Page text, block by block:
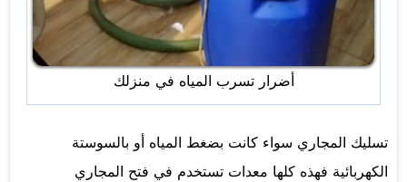
أضرار تسرب المياه في منزلك
تسليك المجاري سواء كانت بضغط المياه أو بالسوستة
الكهربائية فهذه كلها معدات تستخدم في فتح المجاري